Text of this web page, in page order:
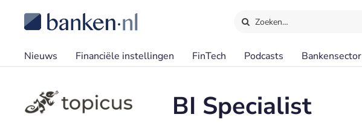
Zoeken…
Nieuws Financiële instellingen FinTech Podcasts Bankensector
BI Specialist